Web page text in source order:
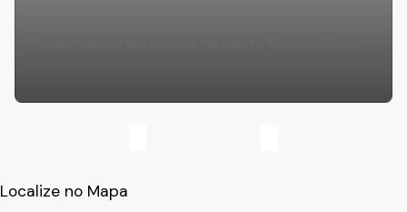
Localize no Mapa